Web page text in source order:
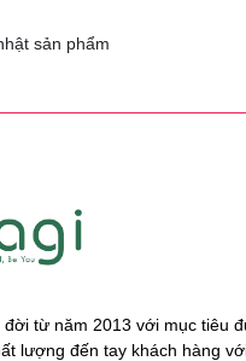
sản phẩm
đời từ năm 2013 với mục tiêu
lượng đến tay khách hàng